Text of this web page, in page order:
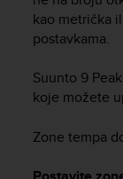
kao metrička
postavkama.
Suunto 9
koje možete
Zone tempa